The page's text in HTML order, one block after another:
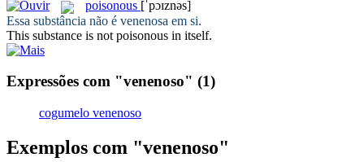
poisonous [ˈpɔɪznəs]
Essa substância não é venenosa em si.
This substance is not poisonous in itself.
Expressões com "venenoso" (1)
cogumelo venenoso
Exemplos com "venenoso"